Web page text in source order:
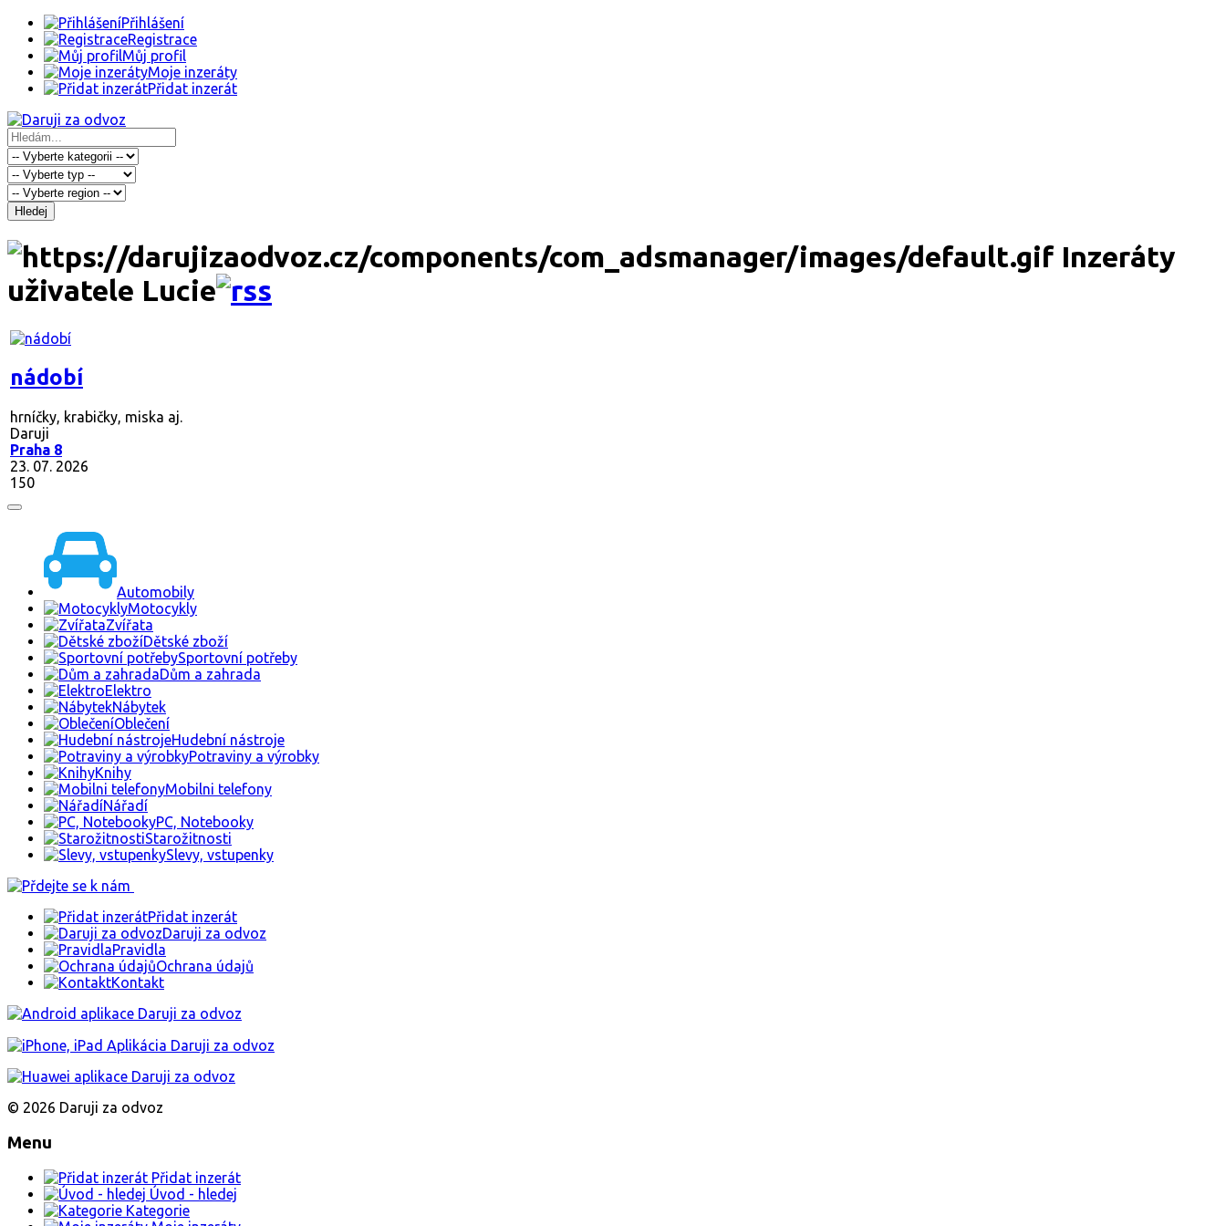
Přihlášení
Registrace
Můj profil
Moje inzeráty
Přidat inzerát
Hledej
Inzeráty
uživatele Lucie
nádobí
hrníčky, krabičky, miska aj.
Daruji
Praha 8
23. 07. 2026
150
Automobily
Motocykly
Zvířata
Dětské zboží
Sportovní potřeby
Dům a zahrada
Elektro
Nábytek
Oblečení
Hudební nástroje
Potraviny a výrobky
Knihy
Mobilni telefony
Nářadí
PC, Notebooky
Starožitnosti
Slevy, vstupenky
Přidat inzerát
Daruji za odvoz
Pravidla
Ochrana údajů
Kontakt
© 2026 Daruji za odvoz
Menu
Přidat inzerát
Úvod - hledej
Kategorie